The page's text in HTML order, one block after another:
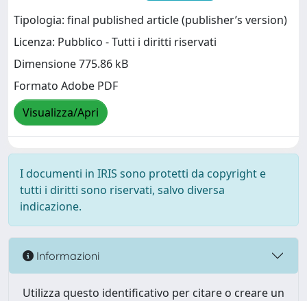
Tipologia: final published article (publisher’s version)
Licenza: Pubblico - Tutti i diritti riservati
Dimensione 775.86 kB
Formato Adobe PDF
Visualizza/Apri
I documenti in IRIS sono protetti da copyright e
tutti i diritti sono riservati, salvo diversa
indicazione.
Informazioni
Utilizza questo identificativo per citare o creare un